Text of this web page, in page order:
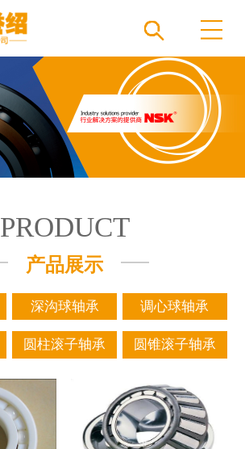
PRODUCT
产品展示
深沟球轴承 调心球轴承
圆柱滚子轴承 圆锥滚子轴承